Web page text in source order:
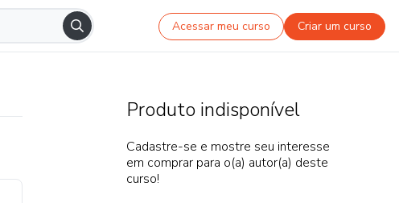
Acessar meu curso Criar um curso
Produto indisponível
Cadastre-se e mostre seu interesse
em comprar para o(a) autor(a) deste
curso!